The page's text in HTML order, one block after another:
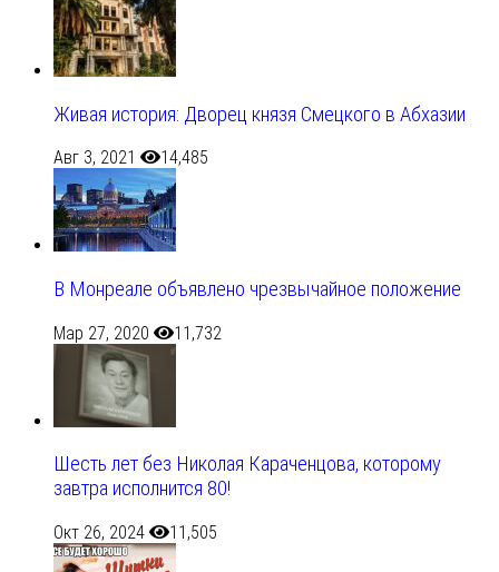
Живая история: Дворец князя Смецкого в Абхазии
Авг 3, 2021 14,485
В Монреале объявлено чрезвычайное положение
Мар 27, 2020 11,732
Шесть лет без Николая Караченцова, которому
завтра исполнится 80!
Окт 26, 2024 11,505